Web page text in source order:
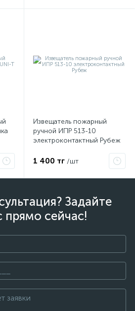
Извещатель пожарный
ручной ИПР 513-10
электроконтактный Рубеж
1 400 тг /шт
Задайте
прямо сейчас!